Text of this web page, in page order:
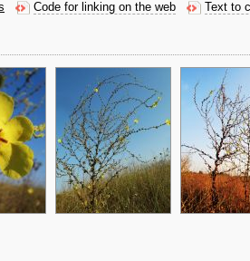
Code for linking on the web Text to